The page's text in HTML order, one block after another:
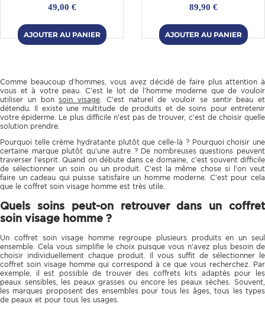
49,00 € 89,90 €
Comme beaucoup d’hommes, vous avez décidé de faire plus attention à
vous et à votre peau. C’est le lot de l’homme moderne que de vouloir
utiliser un bonsoin visage. C’est naturel de vouloir se sentir beau et
détendu. Il existe une multitude de produits et de soins pour entretenir
votre épiderme. Le plus difficile n’est pas de trouver, c’est de choisir quelle
solution prendre.
Pourquoi telle crème hydratante plutôt que celle-là ? Pourquoi choisir une
certaine marque plutôt qu’une autre ? De nombreuses questions peuvent
traverser l’esprit. Quand on débute dans ce domaine, c’est souvent difficile
de sélectionner un soin ou un produit. C’est la même chose si l’on veut
faire un cadeau qui puisse satisfaire un homme moderne. C’est pour cela
que le coffret soin visage homme est très utile.
Quels soins peut-on retrouver dans un coffret
soin visage homme ?
Un coffret soin visage homme regroupe plusieurs produits en un seul
ensemble. Cela vous simplifie le choix puisque vous n’avez plus besoin de
choisir individuellement chaque produit. Il vous suffit de sélectionner le
coffret soin visage homme qui correspond à ce que vous recherchez. Par
exemple, il est possible de trouver des coffrets kits adaptés pour les
peaux sensibles, les peaux grasses ou encore les peaux sèches. Souvent,
les marques proposent des ensembles pour tous les âges, tous les types
de peaux et pour tous les usages.